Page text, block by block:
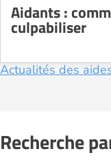
Aidants :
culpabiliser
Actualités des
Recherche